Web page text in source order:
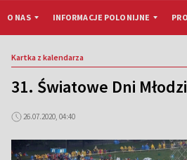
O NAS INFORMACJE POLONIJNE
Kartka z kalendarza
31. Światowe Dni
26.07.2020, 04:40